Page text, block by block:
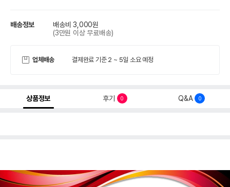
배송정보
배송비 3,000원
(3만원 이상 무료배송)
업체배송 결제완료 기준 2 ~ 5일 소요 예정
상품정보 후기 0 Q&A 0